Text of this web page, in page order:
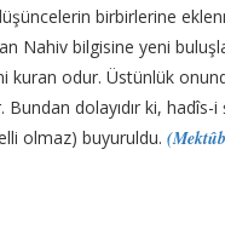
birbirlerine
Nahiv bilgisine yeni
kuran odur. Üstünlük
dolayıdır ki,
olmaz) buyuruldu.